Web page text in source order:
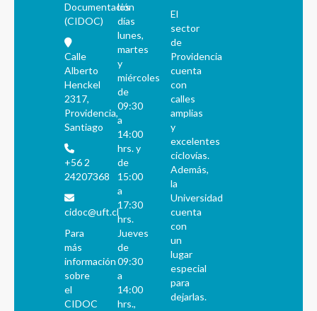
Documentación
(CIDOC)
Calle
Alberto
Henckel
2317,
Providencia,
Santiago
+56 2
24207368
cidoc@uft.cl
Para
más
información
sobre
el
CIDOC
los
días
lunes,
martes
y
miércoles
de
09:30
a
14:00
hrs. y
de
15:00
a
17:30
hrs.
Jueves
de
09:30
a
14:00
hrs.,
El
sector
de
Providencia
cuenta
con
calles
amplias
y
excelentes
ciclovías.
Además,
la
Universidad
cuenta
con
un
lugar
especial
para
dejarlas.